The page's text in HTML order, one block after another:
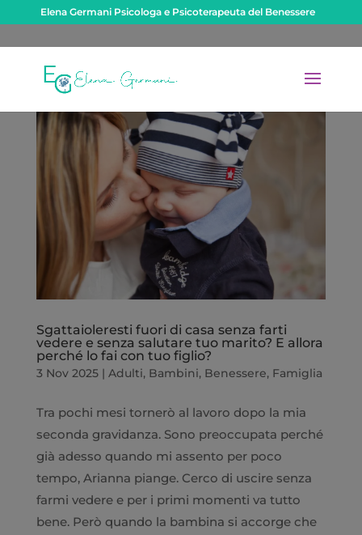
Elena Germani Psicologa e Psicoterapeuta del Benessere
Sgattaioleresti fuori di casa senza farti
vedere e senza salutare tuo marito? E allora
perché lo fai con tuo figlio?
3 Nov 2025| Adulti, Bambini, Benessere, Famiglia
Tra pochi mesi tornerò al lavoro dopo la mia
seconda gravidanza. Sono preoccupata perché
già adesso quando mi assento per poco
tempo, Arianna piange. Cerco di uscire senza
farmi vedere e per i primi momenti va tutto
bene. Però quando la bambina si accorge che